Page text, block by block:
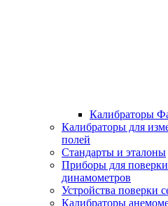
Калибраторы
Калибраторы для
полей
Стандарты и эталоны
Приборы для
динамометров
Устройства поверки
Калибраторы